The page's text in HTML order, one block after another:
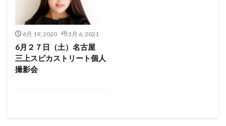
6月 19, 2020 3月 6, 2021
6月２７日（土）名古屋
三上スピカストリート個人
撮影会